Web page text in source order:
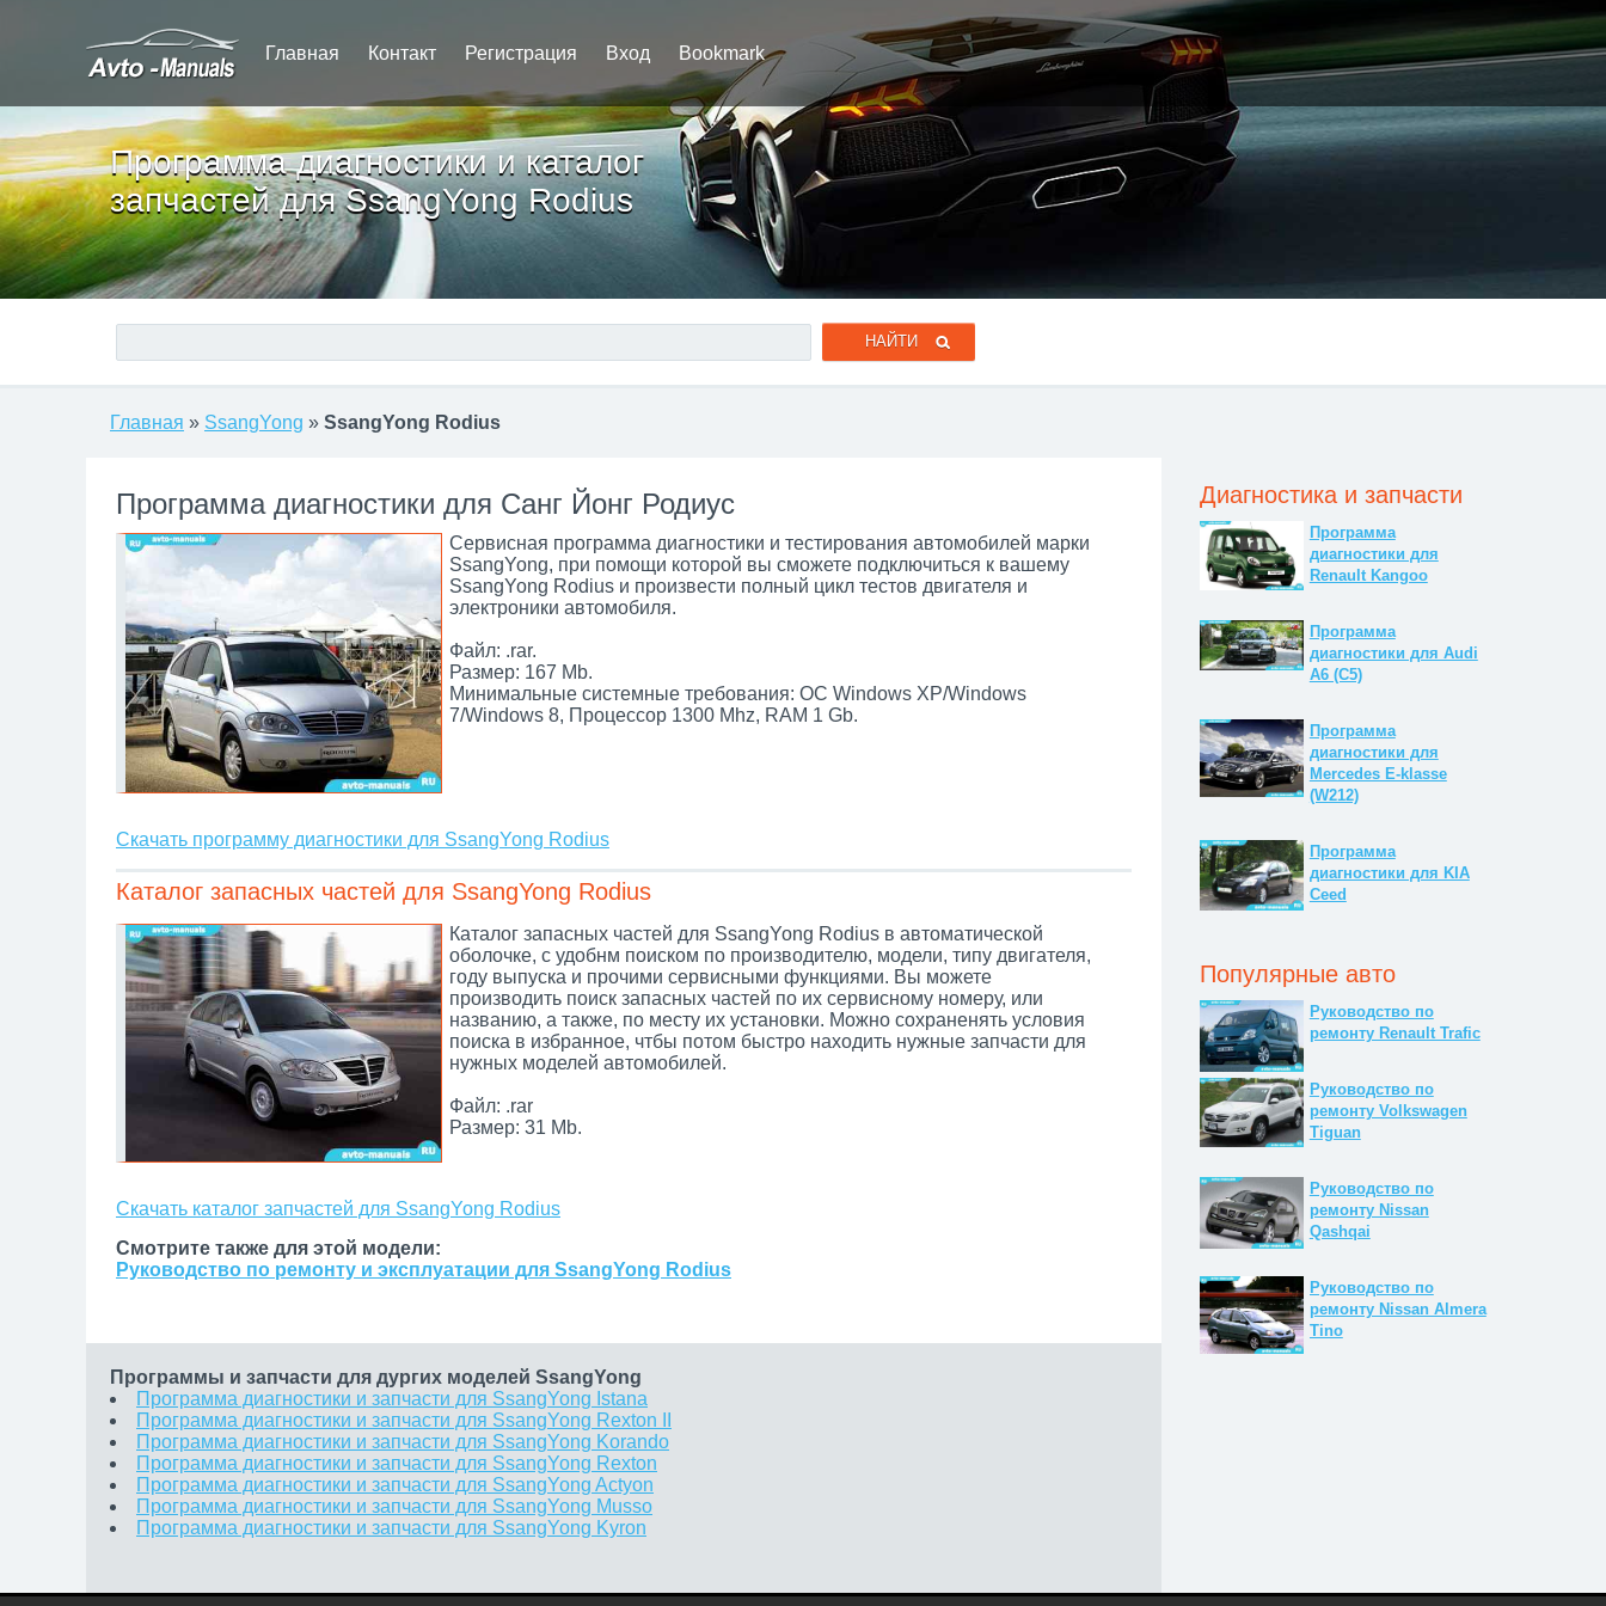
Главная Контакт Регистрация Вход Bookmark
Программа диагностики и каталог
запчастей для SsangYong Rodius
Главная » SsangYong » SsangYong Rodius
Программа диагностики для Санг Йонг Родиус
Сервисная программа диагностики и тестирования автомобилей марки
SsangYong, при помощи которой вы сможете подключиться к вашему
SsangYong Rodius и произвести полный цикл тестов двигателя и
электроники автомобиля.
Файл: .rar.
Размер: 167 Mb.
Минимальные системные требования: ОС Windows XP/Windows
7/Windows 8, Процессор 1300 Mhz, RAM 1 Gb.
Скачать программу диагностики для SsangYong Rodius
Каталог запасных частей для SsangYong Rodius
Каталог запасных частей для SsangYong Rodius в автоматической
оболочке, с удобнм поиском по производителю, модели, типу двигателя,
году выпуска и прочими сервисными функциями. Вы можете
производить поиск запасных частей по их сервисному номеру, или
названию, а также, по месту их установки. Можно сохраненять условия
поиска в избранное, чтбы потом быстро находить нужные запчасти для
нужных моделей автомобилей.
Файл: .rar
Размер: 31 Mb.
Скачать каталог запчастей для SsangYong Rodius
Смотрите также для этой модели:
Руководство по ремонту и эксплуатации для SsangYong Rodius
Программы и запчасти для дургих моделей SsangYong
Программа диагностики и запчасти для SsangYong Istana
Программа диагностики и запчасти для SsangYong Rexton II
Программа диагностики и запчасти для SsangYong Korando
Программа диагностики и запчасти для SsangYong Rexton
Программа диагностики и запчасти для SsangYong Actyon
Программа диагностики и запчасти для SsangYong Musso
Программа диагностики и запчасти для SsangYong Kyron
Диагностика и запчасти
Программа
диагностики для
Renault Kangoo
Программа
диагностики для Audi
A6 (C5)
Программа
диагностики для
Mercedes E-klasse
(W212)
Программа
диагностики для KIA
Ceed
Популярные авто
Руководство по
ремонту Renault Trafic
Руководство по
ремонту Volkswagen
Tiguan
Руководство по
ремонту Nissan
Qashqai
Руководство по
ремонту Nissan Almera
Tino